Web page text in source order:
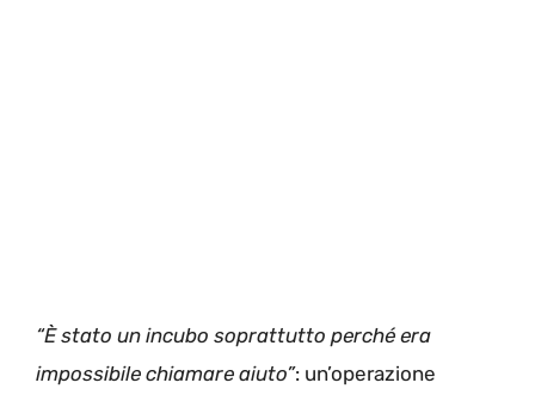
“È stato un incubo soprattutto perché era
impossibile chiamare aiuto”: un’operazione